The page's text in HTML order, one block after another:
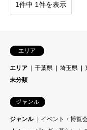
1件中 1件を表示
エリア
エリア 千葉県 埼玉県
未分類
ジャンル
ジャンル イベント・博覧